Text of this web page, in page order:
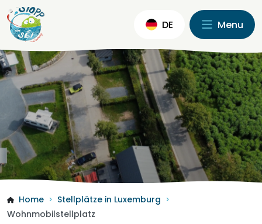
DE Menu
Home > Stellplätze in Luxemburg >
Wohnmobilstellplatz